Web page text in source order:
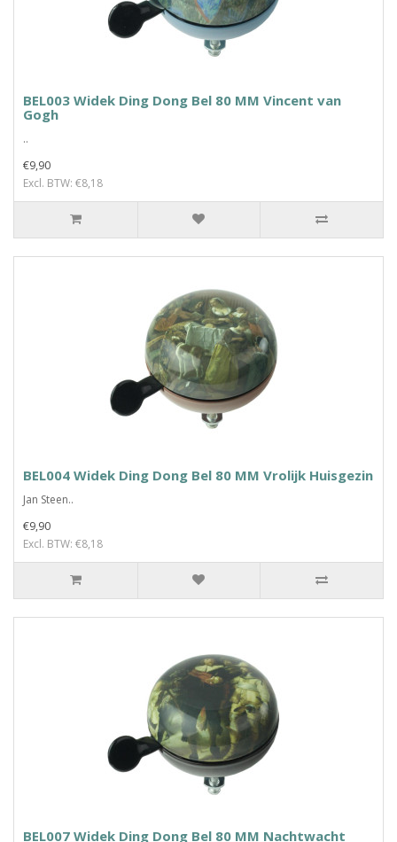
BEL003 Widek Ding Dong Bel 80 MM Vincent van
Gogh
..
€9,90
Excl. BTW: €8,18
BEL004 Widek Ding Dong Bel 80 MM Vrolijk Huisgezin
Jan Steen..
€9,90
Excl. BTW: €8,18
BEL007 Widek Ding Dong Bel 80 MM Nachtwacht